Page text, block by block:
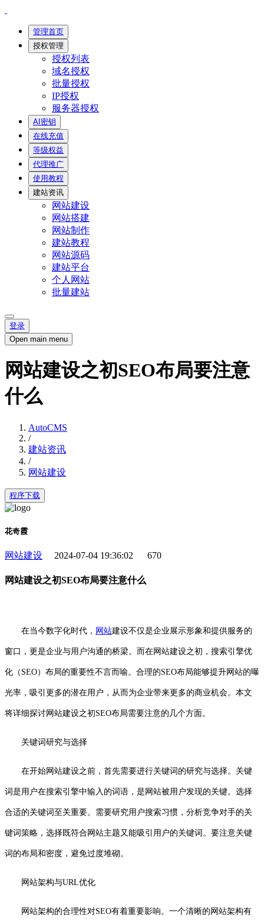
管理首页
授权管理
授权列表
域名授权
批量授权
IP授权
服务器授权
AI密钥
在线充值
等级权益
代理推广
使用教程
建站资讯
网站建设
网站搭建
网站制作
建站教程
网站源码
建站平台
个人网站
批量建站
登录
Open main menu
网站建设之初SEO布局要注意
什么
AutoCMS
/
建站资讯
/
网站建设
程序下载
花奇霞
网站建设 2024-07-04 19:36:02 670
网站建设之初SEO布局要注意什么
在当今数字化时代， 网站建设不仅是企业展示形象和提供服务的
窗口，更是企业与用户沟通的桥梁。而在网站建设之初，搜索引擎优
化（SEO）布局的重要性不言而喻。合理的SEO布局能够提升网站的曝
光率，吸引更多的潜在用户，从而为企业带来更多的商业机会。本文
将详细探讨网站建设之初SEO布局需要注意的几个方面。
关键词研究与选择
在开始网站建设之前，首先需要进行关键词的研究与选择。关键
词是用户在搜索引擎中输入的词语，是网站被用户发现的关键。选择
合适的关键词至关重要。需要研究用户搜索习惯，分析竞争对手的关
键词策略，选择既符合网站主题又能吸引用户的关键词。要注意关键
词的布局和密度，避免过度堆砌。
网站架构与URL优化
网站架构的合理性对SEO有着重要影响。一个清晰的网站架构有